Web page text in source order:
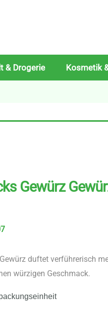
& Drogerie Kosmetik
Gewürz
duftet verführerisch
würzigen Geschmack.